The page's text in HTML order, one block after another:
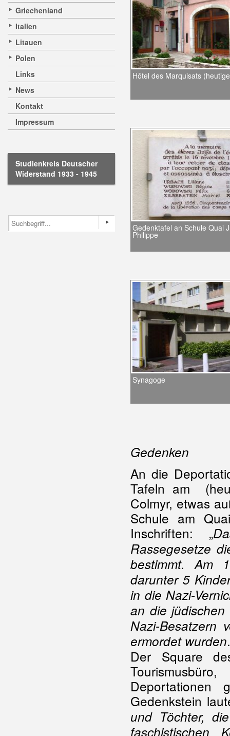
Griechenland
Italien
Litauen
Polen
Links
News
Kontakt
Impressum
Studienkreis Deutscher
Widerstand 1933 - 1945
Hôtel des Marquisats
Gedenktafel an Schule Quai
Philippe
Synagoge
Gedenken
An die
Tafeln am
Colmyr, etwas
Schule am
Inschriften: „
Rassegesetze
bestimmt. Am
darunter 5
in die Nazi-
an die
Nazi-Besatzern
ermordet wurden
Der Square
Gedenkstein
und Töchter,
faschistischen